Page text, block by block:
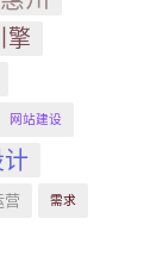
擎
网站建设
营 需求